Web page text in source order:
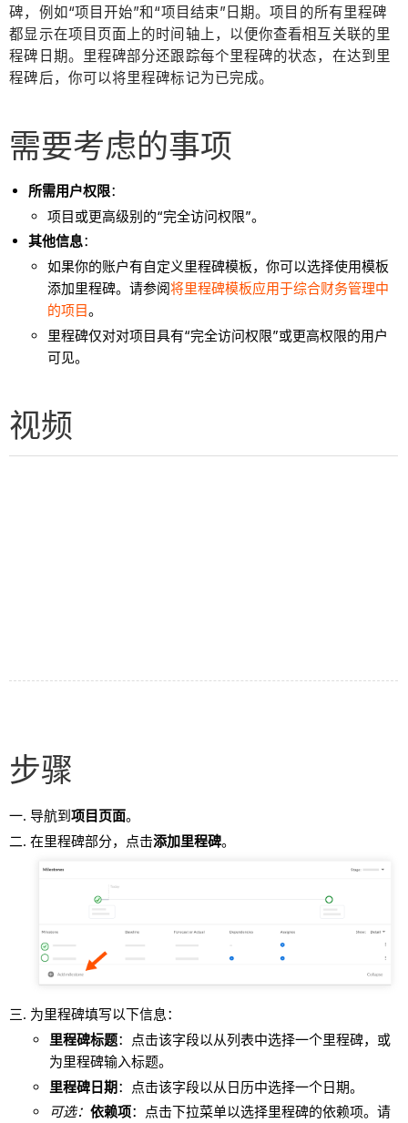
碑，例如“项目开始”和“项目结束”日期。项目的所有里程碑
都显示在项目页面上的时间轴上，以便你查看相互关联的里
程碑日期。里程碑部分还跟踪每个里程碑的状态，在达到里
程碑后，你可以将里程碑标记为已完成。
需要考虑的事项
所需用户权限：
项目或更高级别的“完全访问权限”。
其他信息：
如果你的账户有自定义里程碑模板，你可以选择使用模板
添加里程碑。请参阅将里程碑模板应用于综合财务管理中
的项目。
里程碑仅对对项目具有“完全访问权限”或更高权限的用户
可见。
视频
步骤
导航到项目页面。
在里程碑部分，点击添加里程碑。
为里程碑填写以下信息：
里程碑标题：点击该字段以从列表中选择一个里程碑，或
为里程碑输入标题。
里程碑日期：点击该字段以从日历中选择一个日期。
可选： 依赖项：点击下拉菜单以选择里程碑的依赖项。请